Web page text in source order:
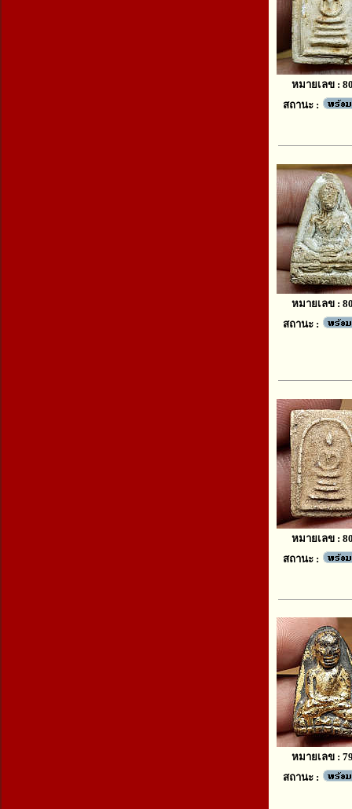
หมายเลข :
สถานะ :
หมายเลข :
สถานะ :
หมายเลข :
สถานะ :
หมายเลข :
สถานะ :